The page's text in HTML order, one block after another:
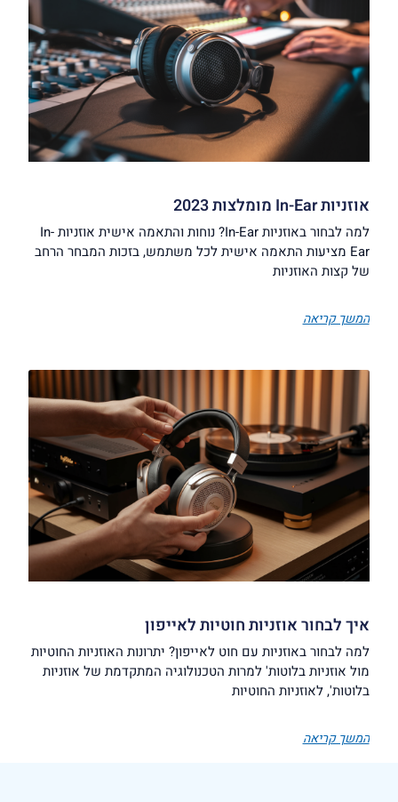
אוזניות In-Ear מומלצות 2023
למה לבחור באוזניות In-Ear? נוחות והתאמה אישית אוזניות In-
Ear מציעות התאמה אישית לכל משתמש, בזכות המבחר הרחב
של קצות האוזניות
המשך קריאה
איך לבחור אוזניות חוטיות לאייפון
למה לבחור באוזניות עם חוט לאייפון? יתרונות האוזניות החוטיות
מול אוזניות בלוטות' למרות הטכנולוגיה המתקדמת של אוזניות
בלוטות', לאוזניות החוטיות
המשך קריאה